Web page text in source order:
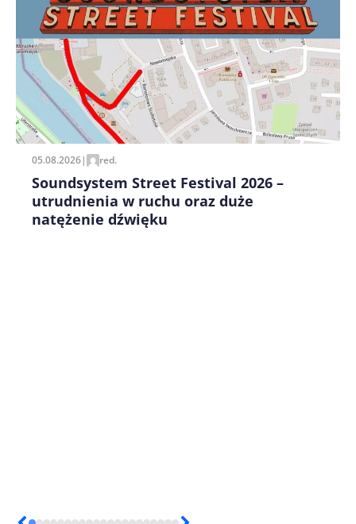
Zapamiętaj moje dane w tej przeglądarce podczas
pisania kolejnych komentarzy.
05.08.2026| red.
Soundsystem Street Festival 2026 –
utrudnienia w ruchu oraz duże
natężenie dźwięku